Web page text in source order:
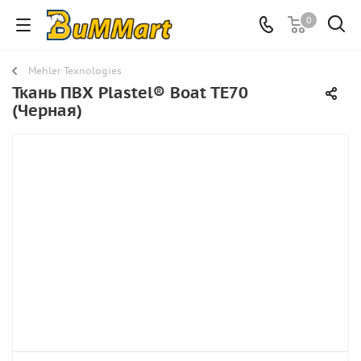
0
Mehler Texnologies
Ткань ПВХ Plastel® Boat TE70
(Черная)